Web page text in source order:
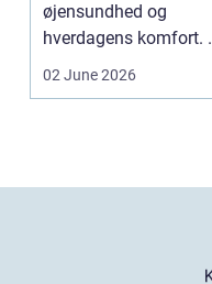
øjensundhed og
hverdagens komfort. I
en by som Aarhus, h...
02 June 2026